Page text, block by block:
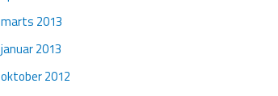
marts 2013
januar 2013
oktober 2012